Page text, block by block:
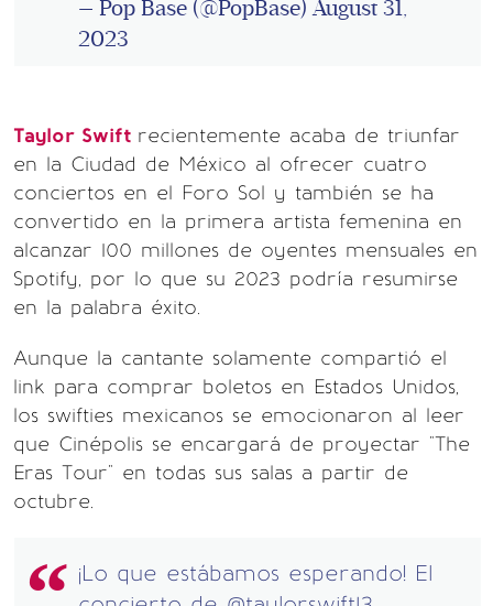
— Pop Base (@PopBase)August 31,
2023
Taylor Swift recientemente acaba de triunfar
en la Ciudad de México al ofrecer cuatro
conciertos en el Foro Sol y también se ha
convertido en la primera artista femenina en
alcanzar 100 millones de oyentes mensuales en
Spotify, por lo que su 2023 podría resumirse
en la palabra éxito.
Aunque la cantante solamente compartió el
link para comprar boletos en Estados Unidos,
los swifties mexicanos se emocionaron al leer
que Cinépolis se encargará de proyectar "The
Eras Tour" en todas sus salas a partir de
octubre.
¡Lo que estábamos esperando! El